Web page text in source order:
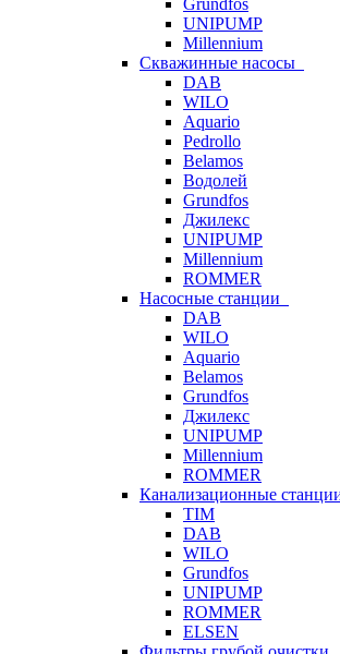
Grundfos
UNIPUMP
Millennium
Скважинные насосы
DAB
WILO
Aquario
Pedrollo
Belamos
Водолей
Grundfos
Джилекс
UNIPUMP
Millennium
ROMMER
Насосные станции
DAB
WILO
Aquario
Belamos
Grundfos
Джилекс
UNIPUMP
Millennium
ROMMER
Канализационные
TIM
DAB
WILO
Grundfos
UNIPUMP
ROMMER
ELSEN